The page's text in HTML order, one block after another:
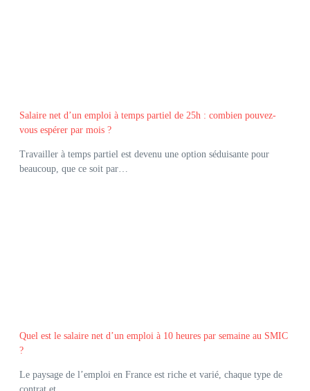
Salaire net d’un emploi à temps partiel de 25h : combien pouvez-
vous espérer par mois ?
Travailler à temps partiel est devenu une option séduisante pour
beaucoup, que ce soit par…
Quel est le salaire net d’un emploi à 10 heures par semaine au SMIC
?
Le paysage de l’emploi en France est riche et varié, chaque type de